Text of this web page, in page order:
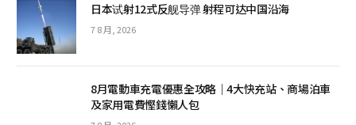
日本试射12式反舰导弹 射程可达中国沿海
7 8 月, 2026
8月電動車充電優惠全攻略｜4大快充站、商場泊車
及家用電費慳錢懶人包